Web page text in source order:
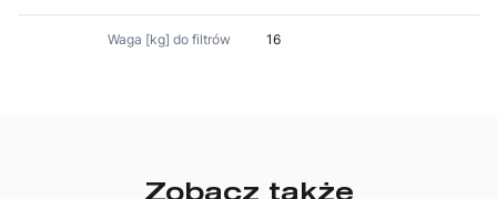
Waga [kg] do filtrów 16
Zobacz także